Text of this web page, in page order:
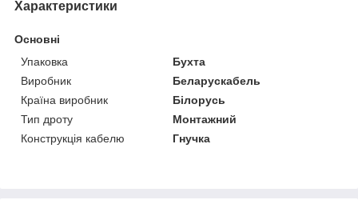
Характеристики
Основні
Упаковка
Бухта
Виробник
Беларускабель
Країна виробник
Білорусь
Тип дроту
Монтажний
Конструкція кабелю
Гнучка